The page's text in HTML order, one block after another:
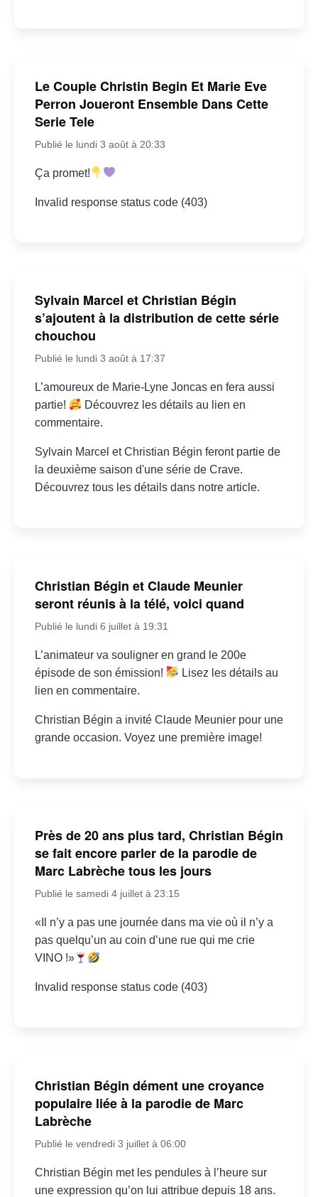
Le Couple Christin Begin Et Marie Eve
Perron Joueront Ensemble Dans Cette
Serie Tele
Publié le lundi 3 août à 20:33
Ça promet!
Invalid response status code (403)
Sylvain Marcel et Christian Bégin
s’ajoutent à la distribution de cette série
chouchou
Publié le lundi 3 août à 17:37
L’amoureux de Marie-Lyne Joncas en fera aussi
partie!
Découvrez les détails au lien en
commentaire.
Sylvain Marcel et Christian Bégin feront partie de
la deuxième saison d'une série de Crave.
Découvrez tous les détails dans notre article.
Christian Bégin et Claude Meunier
seront réunis à la télé, voici quand
Publié le lundi 6 juillet à 19:31
L’animateur va souligner en grand le 200e
épisode de son émission!
Lisez les détails au
lien en commentaire.
Christian Bégin a invité Claude Meunier pour une
grande occasion. Voyez une première image!
Près de 20 ans plus tard, Christian Bégin
se fait encore parler de la parodie de
Marc Labrèche tous les jours
Publié le samedi 4 juillet à 23:15
«Il n’y a pas une journée dans ma vie où il n’y a
pas quelqu’un au coin d’une rue qui me crie
VINO !»
Invalid response status code (403)
Christian Bégin dément une croyance
populaire liée à la parodie de Marc
Labrèche
Publié le vendredi 3 juillet à 06:00
Christian Bégin met les pendules à l’heure sur
une expression qu’on lui attribue depuis 18 ans.